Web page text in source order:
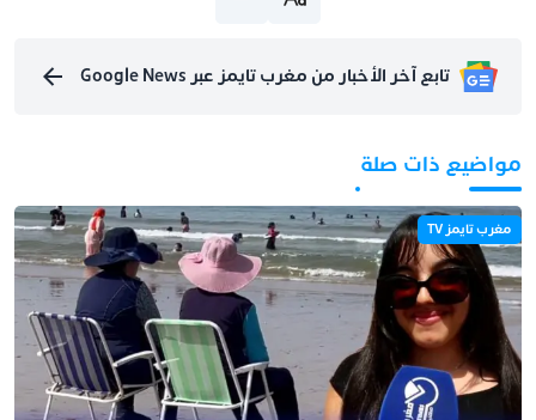
تابع آخر الأخبار من مغرب تايمز عبر Google News
مواضيع ذات صلة
مغرب تايمز TV